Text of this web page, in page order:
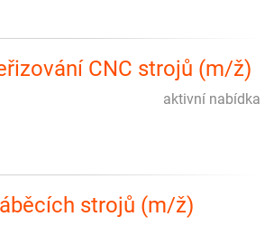
CNC strojů (m/ž)
aktivní nabídka
strojů (m/ž)